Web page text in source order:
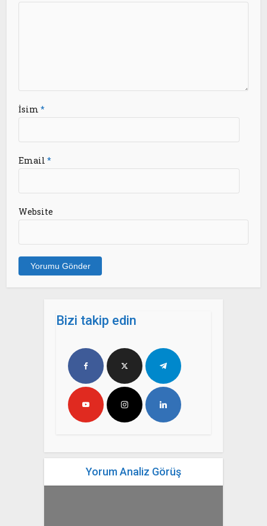
İsim*
Email*
Website
Bizi takip edin
Yorum Analiz Görüş